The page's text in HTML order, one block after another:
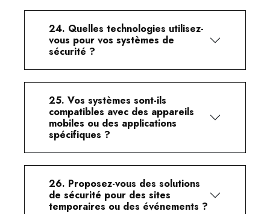
24. Quelles technologies utilisez-
vous pour vos systèmes de
sécurité ?
25. Vos systèmes sont-ils
compatibles avec des appareils
mobiles ou des applications
spécifiques ?
26. Proposez-vous des solutions
de sécurité pour des sites
temporaires ou des événements ?